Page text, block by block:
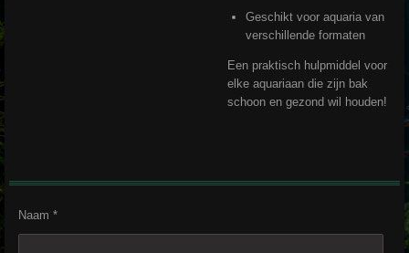
Geschikt voor aquaria van
verschillende formaten
Een praktisch hulpmiddel voor
elke aquariaan die zijn bak
schoon en gezond wil houden!
Naam *